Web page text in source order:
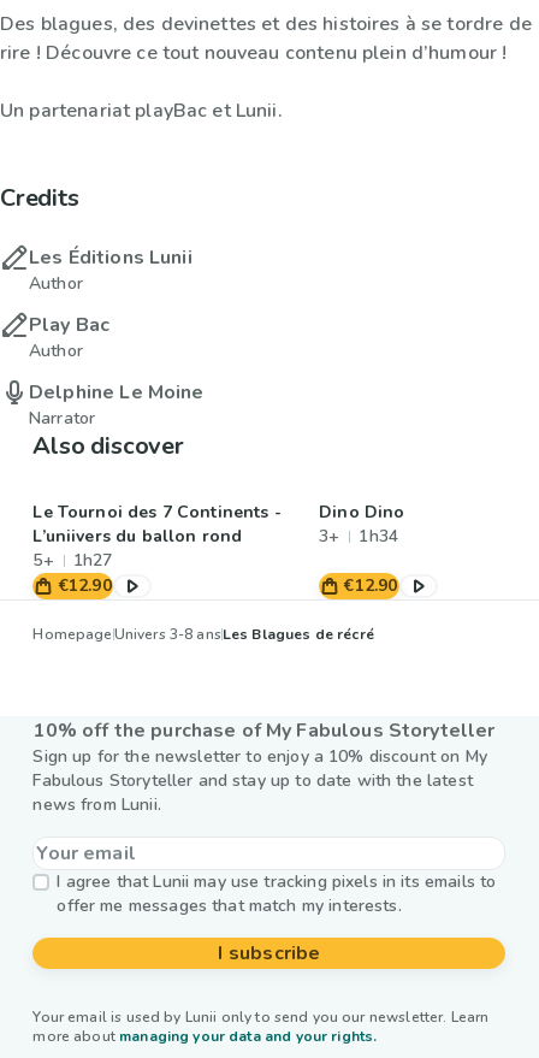
Des blagues, des devinettes et des histoires à se tordre de
rire ! Découvre ce tout nouveau contenu plein d’humour !
Un partenariat playBac et Lunii.
Credits
Les Éditions Lunii
Author
Play Bac
Author
Delphine Le Moine
Narrator
Also discover
Le Tournoi des 7 Continents -
L’uniivers du ballon rond
5+
1h27
€12.90
Dino Dino
3+
1h34
€12.90
HomepageUnivers 3-8 ansLes Blagues de récré
10% off the purchase of My Fabulous Storyteller
Sign up for the newsletter to enjoy a 10% discount on My
Fabulous Storyteller and stay up to date with the latest
news from Lunii.
I agree that Lunii may use tracking pixels in its emails to
offer me messages that match my interests.
I subscribe
Your email is used by Lunii only to send you our newsletter. Learn
more about managing your data and your rights.